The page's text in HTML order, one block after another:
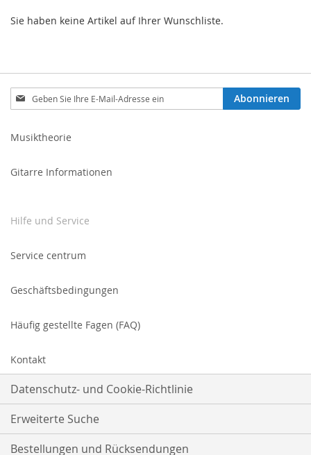
Sie haben keine Artikel auf Ihrer Wunschliste.
Melden
Sie
für
an:
Abonnieren
Musiktheorie
Gitarre Informationen
Hilfe und Service
Service centrum
Geschäftsbedingungen
Häufig gestellte Fagen (FAQ)
Kontakt
Datenschutz- und Cookie-Richtlinie
Erweiterte Suche
Bestellungen und Rücksendungen